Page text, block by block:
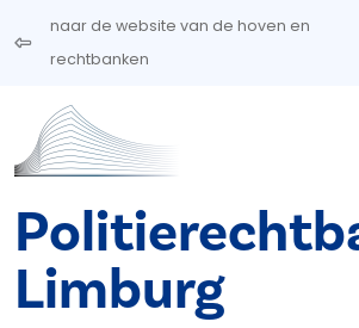
Overslaan en naar de inhoud gaan
naar de website van de hoven en
rechtbanken
Limburg